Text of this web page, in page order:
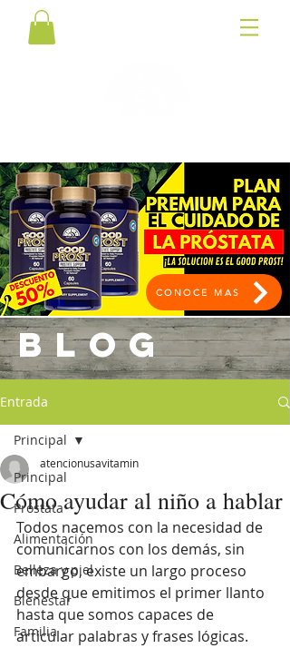
CONOCE MAS
BLOG
Entrada
Principal
Próstata
Alimentación
Belleza y piel
Bienestar
Familia
Principal
Cómo ayudar al niño a hablar
atencionusavitamin
Todos nacemos con la necesidad de
comunicarnos con los demás, sin
embargo, existe un largo proceso
desde que emitimos el primer llanto
hasta que somos capaces de
articular palabras y frases lógicas.